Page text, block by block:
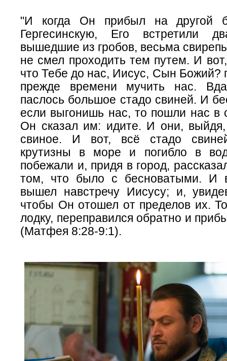
"И когда Он прибыл на другой
Гергесинскую, Его встретили
вышедшие из гробов, весьма
не смел проходить тем путем. И
что Тебе до нас, Иисус, Сын
прежде времени мучить нас.
паслось большое стадо свиней. И
если выгонишь нас, то пошли нас в
Он сказал им: идите. И они,
свиное. И вот, всё стадо
крутизны в море и погибло в
побежали и, придя в город,
том, что было с бесноватыми. И
вышел навстречу Иисусу; и,
чтобы Он отошел от пределов их.
лодку, переправился обратно и
(Матфея 8:28-9:1).